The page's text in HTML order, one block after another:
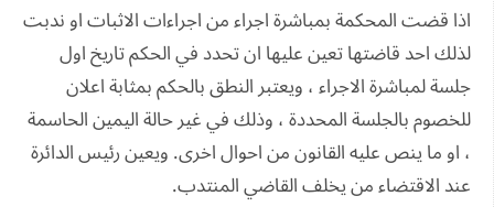
اذا قضت المحكمة بمباشرة اجراء من اجراءات الاثبات او ندبت
لذلك احد قاضتها تعين عليها ان تحدد في الحكم تاريخ اول
جلسة لمباشرة الاجراء ، ويعتبر النطق بالحكم بمثابة اعلان
للخصوم بالجلسة المحددة ، وذلك في غير حالة اليمين الحاسمة
، او ما ينص عليه القانون من احوال اخرى. ويعين رئيس الدائرة
عند الاقتضاء من يخلف القاضي المنتدب.